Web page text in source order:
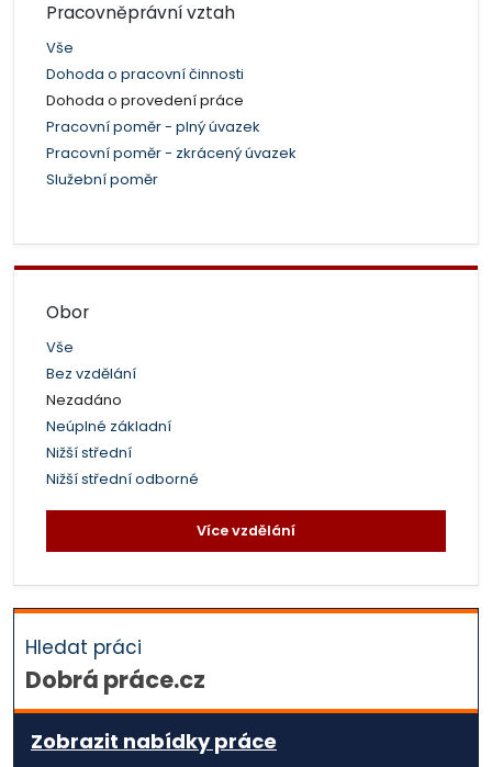
Pracovněprávní vztah
Vše
Dohoda o pracovní činnosti
Dohoda o provedení práce
Pracovní poměr - plný úvazek
Pracovní poměr - zkrácený úvazek
Služební poměr
Obor
Vše
Bez vzdělání
Nezadáno
Neúplné základní
Nižší střední
Nižší střední odborné
Více vzdělání
Hledat práci
Dobrá práce.cz
Zobrazit nabídky práce